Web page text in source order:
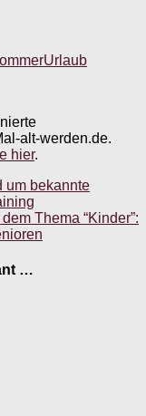
Urlaub
alt-werden.de.
hier.
um bekannte
Thema “Kinder”:
…